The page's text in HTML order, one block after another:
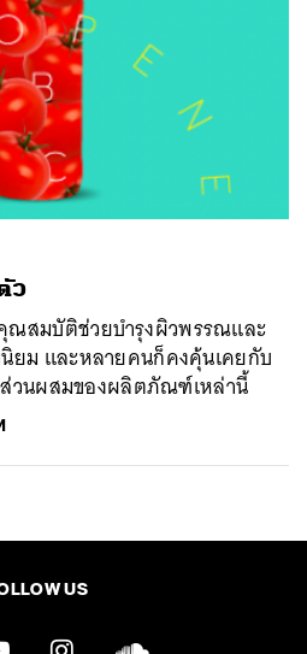
ว
สมบัติช่วยบำรุงผิวพรรณและ
ยม และหลายคนก็คงคุ้นเคยกับ
ส่วนผสมของผลิตภัณฑ์เหล่านี้
US
LINE